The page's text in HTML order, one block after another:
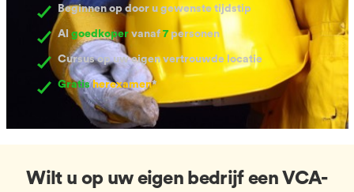
Beginnen op door u gewenste tijdstip
Algoedkoper vanaf7personen
Cursus op uw eigen vertrouwde locatie
Gratis herexamen*
Wilt u op uw eigen bedrijf een VCA-